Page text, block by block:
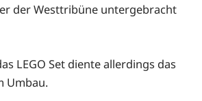
der Westtribüne untergebracht
LEGO Set diente allerdings das
Umbau.